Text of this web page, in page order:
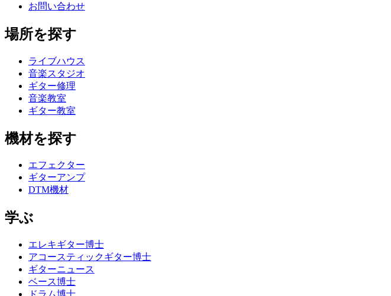
お問い合わせ
場所を探す
ライブハウス
音楽スタジオ
ギター修理
音楽教室
ギター教室
機材を探す
エフェクター
ギターアンプ
DTM機材
学ぶ
エレキギター博士
アコースティックギター博士
ギターニュース
ベース博士